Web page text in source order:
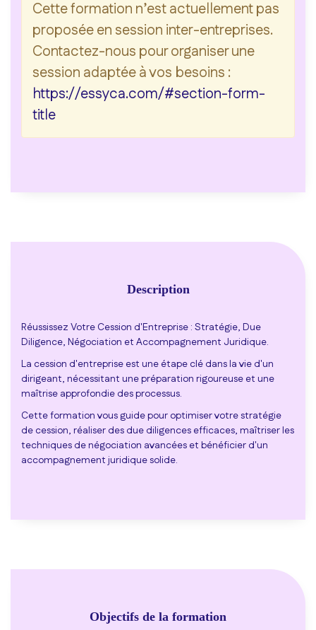
Cette formation n’est actuellement pas
proposée en session inter-entreprises.
Contactez-nous pour organiser une
session adaptée à vos besoins :
https://essyca.com/#section-form-
title
Description
Réussissez Votre Cession d'Entreprise : Stratégie, Due
Diligence, Négociation et Accompagnement Juridique.
La cession d'entreprise est une étape clé dans la vie d'un
dirigeant, nécessitant une préparation rigoureuse et une
maîtrise approfondie des processus.
Cette formation vous guide pour optimiser votre stratégie
de cession, réaliser des due diligences efficaces, maîtriser les
techniques de négociation avancées et bénéficier d'un
accompagnement juridique solide.
Objectifs de la formation